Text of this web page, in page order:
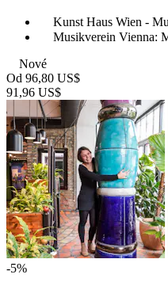
Kunst Haus Wien -
Musikverein Vienna:
Nové
Od 96,80 US$
91,96 US$
-5%